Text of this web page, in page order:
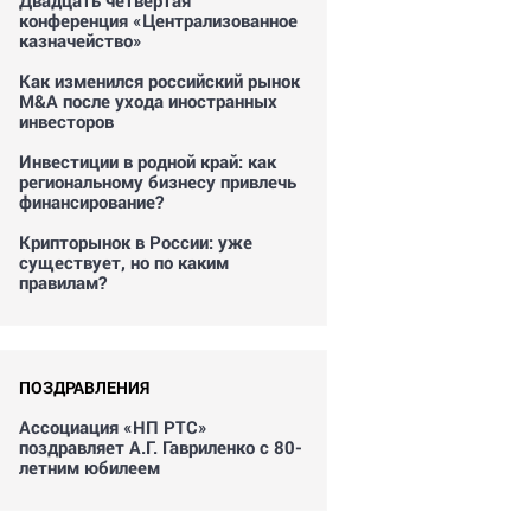
конференция «Централизованное
казначейство»
Как изменился российский рынок
M&A после ухода иностранных
инвесторов
Инвестиции в родной край: как
региональному бизнесу привлечь
финансирование?
Крипторынок в России: уже
существует, но по каким
правилам?
ПОЗДРАВЛЕНИЯ
Ассоциация «НП РТС»
поздравляет А.Г. Гавриленко с 80-
летним юбилеем